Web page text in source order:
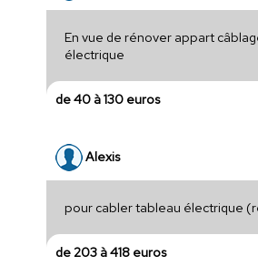
En vue de rénover appart
électrique
de 40 à 130 euros
Alexis
pour cabler tableau électrique
de 203 à 418 euros